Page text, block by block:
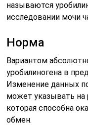
называются
исследовании мочи
Норма
Вариантом
уробилиногена в
Изменение данных
может указывать на
которая способна
обмен.